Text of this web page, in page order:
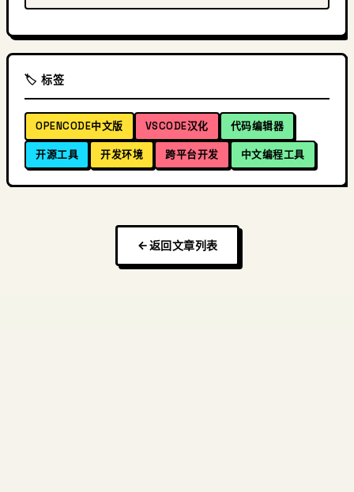
🏷️ 标签
OPENCODE中文版 VSCODE汉化 代码编辑器
开源工具 开发环境 跨平台开发 中文编程工具
返回文章列表